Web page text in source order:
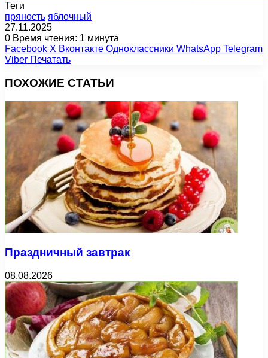
Теги
пряность яблочный
27.11.2025
0 Время чтения: 1 минута
Facebook X Вконтакте Одноклассники WhatsApp Telegram
Viber Печатать
ПОХОЖИЕ СТАТЬИ
Праздничный завтрак
08.08.2026